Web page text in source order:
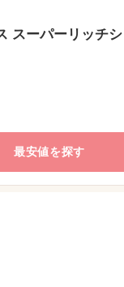
スーパーリッチ
最安値を探す